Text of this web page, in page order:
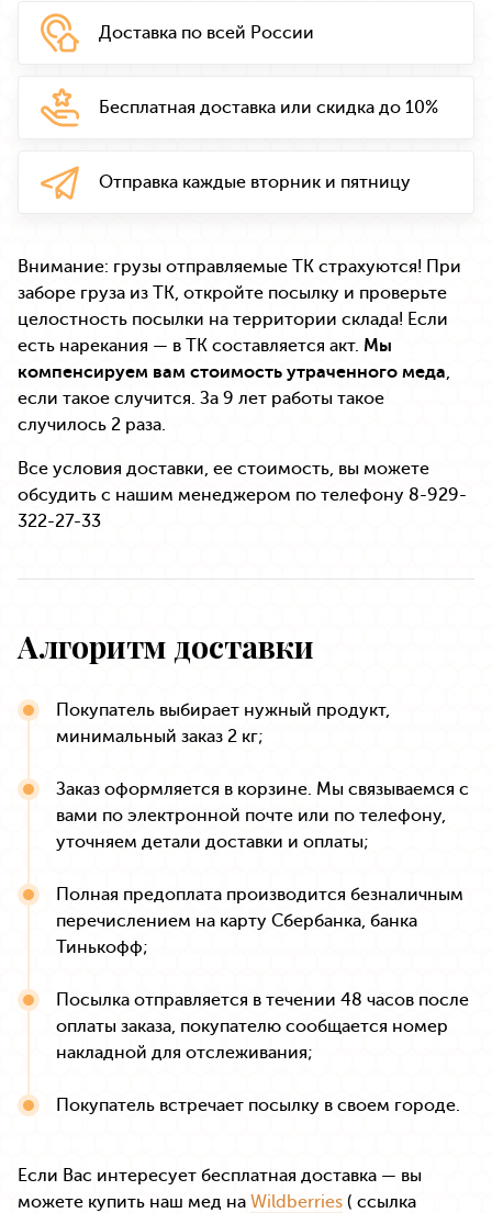
Доставка по всей России
Бесплатная доставка или скидка до 10%
Отправка каждые вторник и пятницу
Внимание: грузы отправляемые ТК страхуются! При
заборе груза из ТК, откройте посылку и проверьте
целостность посылки на территории склада! Если
есть нарекания — в ТК составляется акт. Мы
компенсируем вам стоимость утраченного меда,
если такое случится. За 9 лет работы такое
случилось 2 раза.
Все условия доставки, ее стоимость, вы можете
обсудить с нашим менеджером по телефону 8-929-
322-27-33
Алгоритм доставки
Покупатель выбирает нужный продукт,
минимальный заказ 2 кг;
Заказ оформляется в корзине. Мы связываемся с
вами по электронной почте или по телефону,
уточняем детали доставки и оплаты;
Полная предоплата производится безналичным
перечислением на карту Сбербанка, банка
Тинькофф;
Посылка отправляется в течении 48 часов после
оплаты заказа, покупателю сообщается номер
накладной для отслеживания;
Покупатель встречает посылку в своем городе.
Если Вас интересует бесплатная доставка — вы
можете купить наш мед на Wildberries ( ссылка